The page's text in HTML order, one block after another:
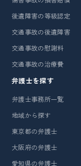
後遺障害の等級認定
交通事故の後遺障害
交通事故の慰謝料
交通事故の治療費
弁護士を探す
弁護士事務所一覧
地域から探す
東京都の弁護士
大阪府の弁護士
愛知県の弁護士